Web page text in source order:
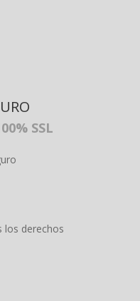
SSL
los derechos